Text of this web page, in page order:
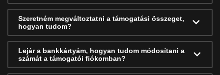
Szeretném megváltoztatni a támogatási összeget,
hogyan tudom?
Lejár a bankkártyám, hogyan tudom módosítani a
számát a támogatói fiókomban?